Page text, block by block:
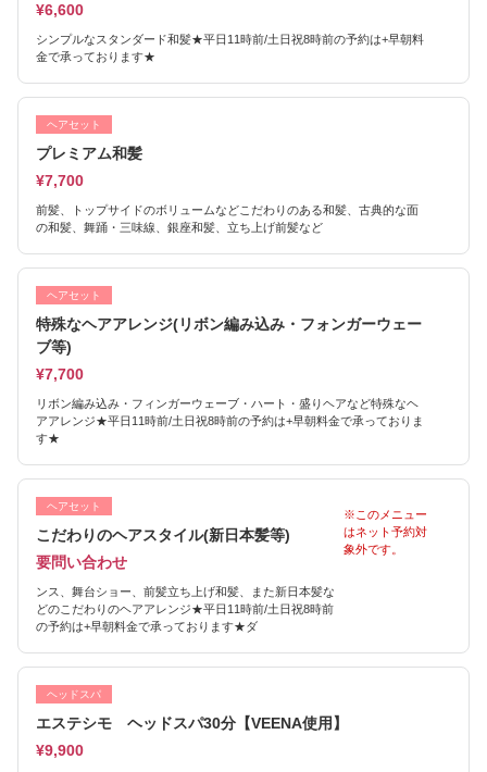
¥6,600
シンプルなスタンダード和髪★平日11時前/土日祝8時前の予約は+早朝料
金で承っております★
ヘアセット
プレミアム和髪
¥7,700
前髪、トップサイドのボリュームなどこだわりのある和髪、古典的な面
の和髪、舞踊・三味線、銀座和髪、立ち上げ前髪など
ヘアセット
特殊なヘアアレンジ(リボン編み込み・フォンガーウェー
ブ等)
¥7,700
リボン編み込み・フィンガーウェーブ・ハート・盛りヘアなど特殊なヘ
アアレンジ★平日11時前/土日祝8時前の予約は+早朝料金で承っておりま
す★
ヘアセット
こだわりのヘアスタイル(新日本髪等)
要問い合わせ
ンス、舞台ショー、前髪立ち上げ和髪、また新日本髪な
どのこだわりのヘアアレンジ★平日11時前/土日祝8時前
の予約は+早朝料金で承っております★ダ
※このメニュー
はネット予約対
象外です。
ヘッドスパ
エステシモ ヘッドスパ30分【VEENA使用】
¥9,900